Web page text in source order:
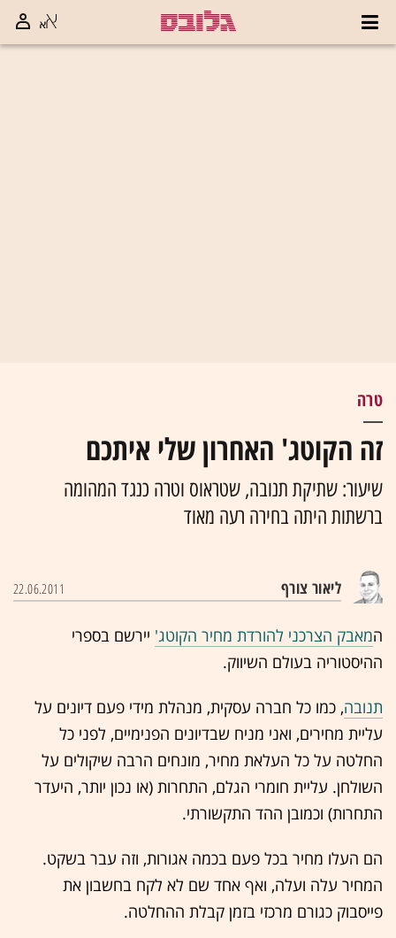
טרה
זה הקוטג' האחרון שלי איתכם
שיעור: שתיקת תנובה, שטראוס וטרה כנגד המהומה
ברשתות היתה בחירה רעה מאוד
ליאור צורף 22.06.2011
המאבק הצרכני להורדת מחיר הקוטג' יירשם בספרי
ההיסטוריה בעולם השיווק.
תנובה, כמו כל חברה עסקית, מנהלת מידי פעם דיונים על
עליית מחירים, ואני מניח שבדיונים הפנימיים, לפני כל
החלטה על כל העלאת מחיר, מונחים הרבה שיקולים על
השולחן. עליית חומרי הגלם, התחרות (או נכון יותר, היעדר
התחרות) וכמובן ההד התקשורתי.
הם העלו מחיר בכל פעם בכמה אגורות, וזה עבר בשקט.
המחיר עלה ועלה, ואף אחד שם לא לקח בחשבון את
פייסבוק כגורם מרכזי בזמן קבלת ההחלטה.